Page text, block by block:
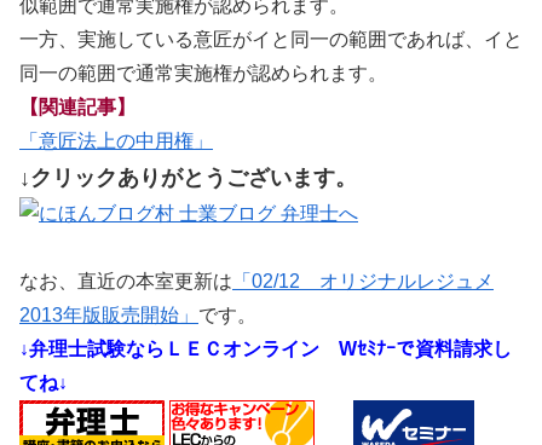
似範囲で通常実施権が認められます。
一方、実施している意匠がイと同一の範囲であれば、イと
同一の範囲で通常実施権が認められます。
【関連記事】
「意匠法上の中用権」
↓クリックありがとうございます。
なお、直近の本室更新は 「02/12 オリジナルレジュメ
2013年版販売開始」 です。
↓弁理士試験ならＬＥＣオンライン
Wｾﾐﾅｰで資料請求し
てね↓